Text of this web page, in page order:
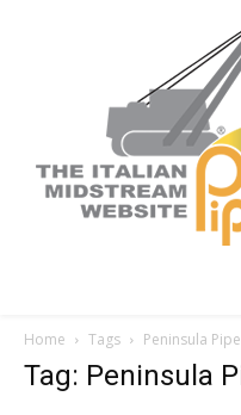
Home Tags Peninsula
Tag: Peninsula